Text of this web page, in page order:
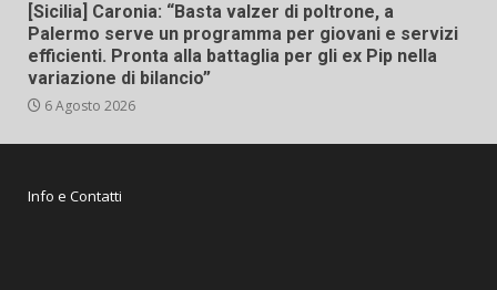
[Sicilia] Caronia: “Basta valzer di poltrone, a
Palermo serve un programma per giovani e servizi
efficienti. Pronta alla battaglia per gli ex Pip nella
variazione di bilancio”
6 Agosto 2026
Info e Contatti